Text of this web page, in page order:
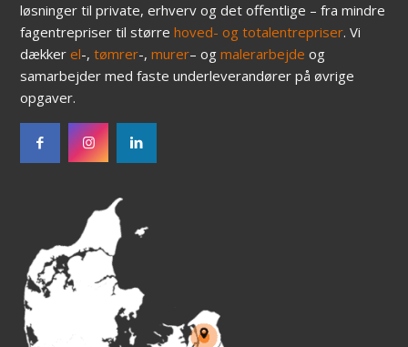
løsninger til private, erhverv og det offentlige – fra mindre
fagentrepriser til størrehoved- og totalentrepriser. Vi
dækkerel-,tømrer-,murer– ogmalerarbejde og
samarbejder med faste underleverandører på øvrige
opgaver.